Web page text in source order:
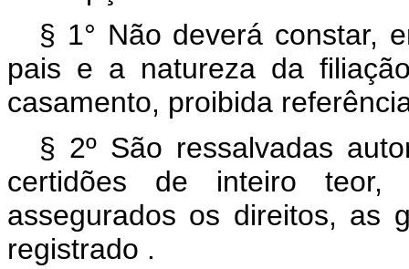
§ 1° Não deverá constar,
pais e a natureza da
casamento, proibida
§ 2º São ressalvadas
certidões de inteiro teor,
assegurados os direitos, as
registrado .